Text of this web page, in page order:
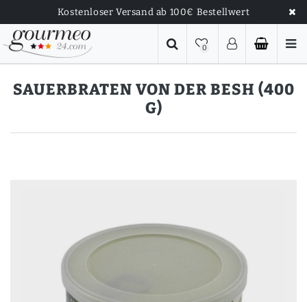
Kostenloser Versand ab 100€ Bestellwert
0
SAUERBRATEN VON DER BESH (400
G)